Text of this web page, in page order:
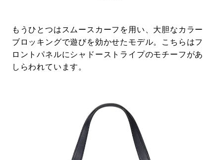
もうひとつはスムースカーフを用い、大胆なカラー
ブロッキングで遊びを効かせたモデル。こちらはフ
ロントパネルにシャドーストライプのモチーフがあ
しらわれています。